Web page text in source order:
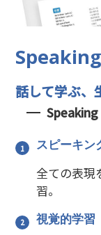
話して学ぶ、
Speaking
スピーキン
全ての表現
習。
視覚的学習